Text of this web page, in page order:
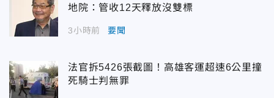
地院：管收12天釋放沒雙標
3小時前 要聞
法官拆5426張截圖！高雄客運超速6公里撞
死騎士判無罪